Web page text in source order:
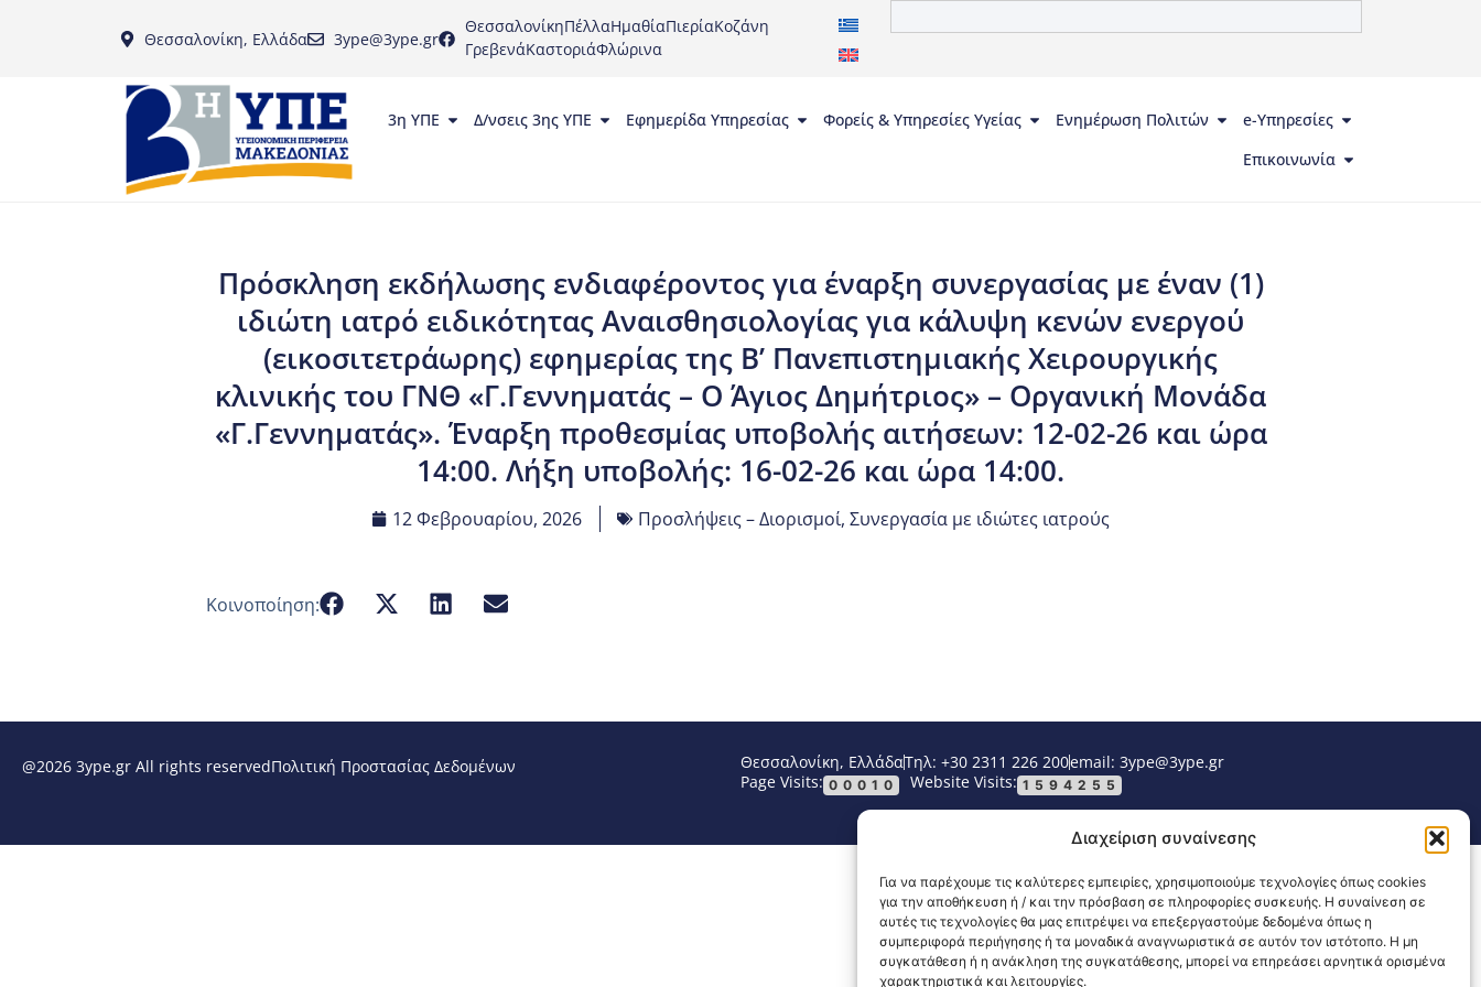
Διαχείριση συναίνεσης
Για να παρέχουμε τις καλύτερες εμπειρίες, χρησιμοποιούμε τεχνολογίες όπως cookies
για την αποθήκευση ή / και την πρόσβαση σε πληροφορίες συσκευής. Η συναίνεση σε
αυτές τις τεχνολογίες θα μας επιτρέψει να επεξεργαστούμε δεδομένα όπως η
συμπεριφορά περιήγησης ή τα μοναδικά αναγνωριστικά σε αυτόν τον ιστότοπο. Η μη
συγκατάθεση ή η ανάκληση της συγκατάθεσης, μπορεί να επηρεάσει αρνητικά ορισμένα
χαρακτηριστικά και λειτουργίες.
Θεσσαλονίκη, Ελλάδα 3ype@3ype.gr
ΘεσσαλονίκηΠέλλαΗμαθίαΠιερίαΚοζάνη
ΓρεβενάΚαστοριάΦλώρινα
3η ΥΠΕ Δ/νσεις 3ης ΥΠΕ Εφημερίδα Υπηρεσίας Φορείς & Υπηρεσίες Υγείας Ενημέρωση Πολιτών
e-Υπηρεσίες
Επικοινωνία
Πρόσκληση εκδήλωσης ενδιαφέροντος για έναρξη συνεργασίας με έναν (1)
ιδιώτη ιατρό ειδικότητας Αναισθησιολογίας για κάλυψη κενών ενεργού
(εικοσιτετράωρης) εφημερίας της Β’ Πανεπιστημιακής Χειρουργικής
κλινικής του ΓΝΘ «Γ.Γεννηματάς – Ο Άγιος Δημήτριος» – Οργανική Μονάδα
«Γ.Γεννηματάς». Έναρξη προθεσμίας υποβολής αιτήσεων: 12-02-26 και ώρα
14:00. Λήξη υποβολής: 16-02-26 και ώρα 14:00.
12 Φεβρουαρίου, 2026 Προσλήψεις – Διορισμοί, Συνεργασία με ιδιώτες ιατρούς
Κοινοποίηση:
@2026 3ype.gr All rights reservedΠολιτική Προστασίας Δεδομένων Θεσσαλονίκη, ΕλλάδαΤηλ: +30 2311 226 200email: 3ype@3ype.gr
Page Visits: 00010 Website Visits: 1594255